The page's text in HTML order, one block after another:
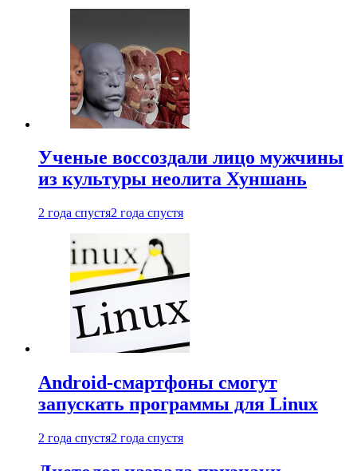
Ученые воссоздали лицо мужчины
из культуры неолита Хуншань
2 года спустя2 года спустя
Android-смартфоны смогут
запускать программы для Linux
2 года спустя2 года спустя